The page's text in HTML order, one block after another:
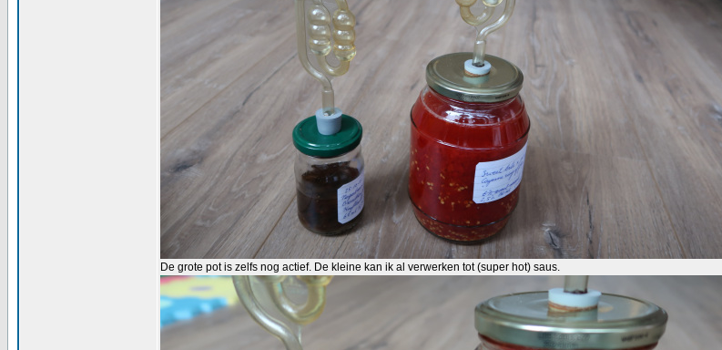
De grote pot is zelfs nog actief. De kleine kan ik al verwerken tot (super hot) saus.